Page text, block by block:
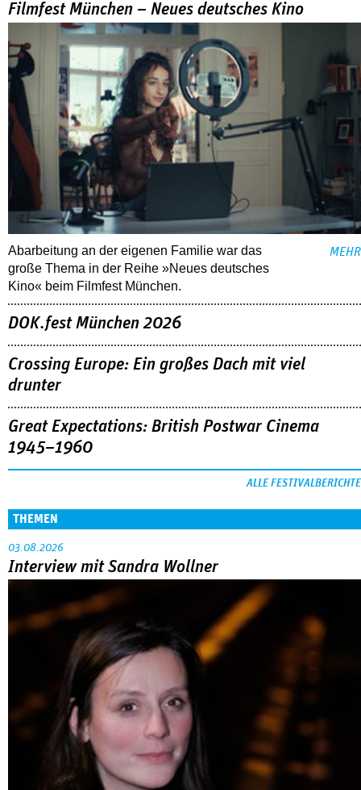
Filmfest München – Neues deutsches Kino
Abarbeitung an der eigenen Familie war das
große Thema in der Reihe »Neues deutsches
Kino« beim Filmfest München.
MEHR
DOK.fest München 2026
Crossing Europe: Ein großes Dach mit viel
drunter
Great Expectations: British Postwar Cinema
1945–1960
ALLE FESTIVALBERICHTE
THEMEN
03.08.2026
Interview mit Sandra Wollner